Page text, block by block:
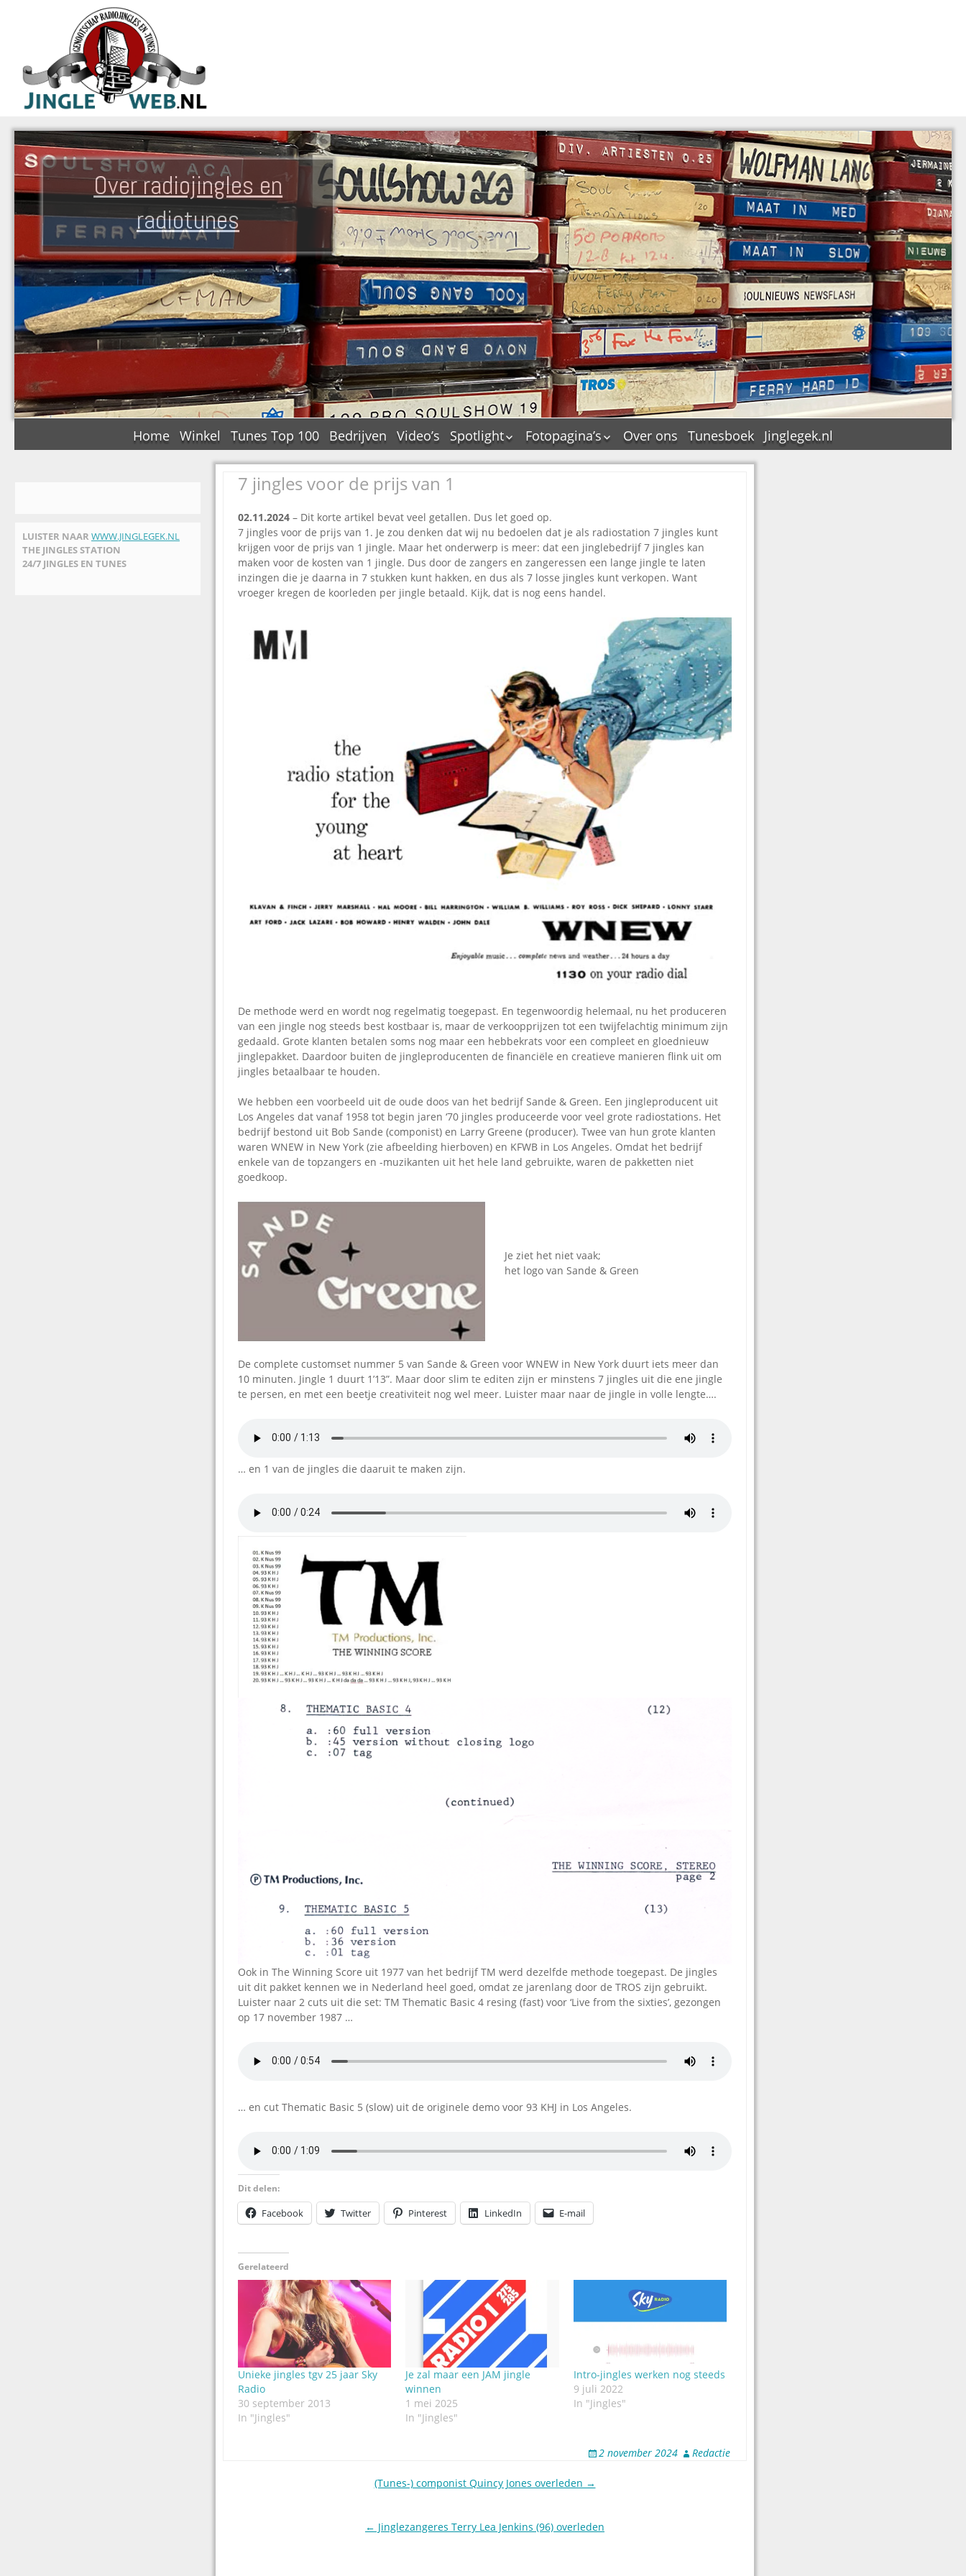
Over radiojingles en
radiotunes
Home Winkel Tunes Top 100 Bedrijven Video’s
Spotlight
De Tourflitsjingle –
Dallas jingle city
De Tourtune
Ferry Maat 65
Ferry Maat interview
Stoomfluit Klaas
Uitvinding
jinglecassette
Fotopagina’s
JAM in pictures
Pepper & Tanner in
pictures
Top Format in
pictures
Dik Voormekaar in
foto’s
Over ons Tunesboek Jinglegek.nl
LUISTER NAAR WWW.JINGLEGEK.NL
THE JINGLES STATION
24/7 JINGLES EN TUNES
7 jingles voor de prijs van 1
02.11.2024 – Dit korte artikel bevat veel getallen. Dus let goed op.
7 jingles voor de prijs van 1. Je zou denken dat wij nu bedoelen dat je als radiostation 7 jingles kunt
krijgen voor de prijs van 1 jingle. Maar het onderwerp is meer: dat een jinglebedrijf 7 jingles kan
maken voor de kosten van 1 jingle. Dus door de zangers en zangeressen een lange jingle te laten
inzingen die je daarna in 7 stukken kunt hakken, en dus als 7 losse jingles kunt verkopen. Want
vroeger kregen de koorleden per jingle betaald. Kijk, dat is nog eens handel.
De methode werd en wordt nog regelmatig toegepast. En tegenwoordig helemaal, nu het produceren
van een jingle nog steeds best kostbaar is, maar de verkoopprijzen tot een twijfelachtig minimum zijn
gedaald. Grote klanten betalen soms nog maar een hebbekrats voor een compleet en gloednieuw
jinglepakket. Daardoor buiten de jingleproducenten de financiële en creatieve manieren flink uit om
jingles betaalbaar te houden.
We hebben een voorbeeld uit de oude doos van het bedrijf Sande & Green. Een jingleproducent uit
Los Angeles dat vanaf 1958 tot begin jaren ‘70 jingles produceerde voor veel grote radiostations. Het
bedrijf bestond uit Bob Sande (componist) en Larry Greene (producer). Twee van hun grote klanten
waren WNEW in New York (zie afbeelding hierboven) en KFWB in Los Angeles. Omdat het bedrijf
enkele van de topzangers en -muzikanten uit het hele land gebruikte, waren de pakketten niet
goedkoop.
Je ziet het niet vaak;
het logo van Sande & Green
De complete customset nummer 5 van Sande & Green voor WNEW in New York duurt iets meer dan
10 minuten. Jingle 1 duurt 1’13”. Maar door slim te editen zijn er minstens 7 jingles uit die ene jingle
te persen, en met een beetje creativiteit nog wel meer. Luister maar naar de jingle in volle lengte….
… en 1 van de jingles die daaruit te maken zijn.
Ook in The Winning Score uit 1977 van het bedrijf TM werd dezelfde methode toegepast. De jingles
uit dit pakket kennen we in Nederland heel goed, omdat ze jarenlang door de TROS zijn gebruikt.
Luister naar 2 cuts uit die set: TM Thematic Basic 4 resing (fast) voor ‘Live from the sixties’, gezongen
op 17 november 1987 …
… en cut Thematic Basic 5 (slow) uit de originele demo voor 93 KHJ in Los Angeles.
Dit delen:
Facebook Twitter Pinterest LinkedIn E-mail
Gerelateerd
Unieke jingles tgv 25 jaar Sky
Radio
30 september 2013
In "Jingles"
Je zal maar een JAM jingle
winnen
1 mei 2025
In "Jingles"
Intro-jingles werken nog steeds
9 juli 2022
In "Jingles"
2 november 2024 Redactie
(Tunes-) componist Quincy Jones overleden →
← Jinglezangeres Terry Lea Jenkins (96) overleden